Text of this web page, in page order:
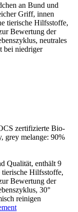
an Bund und
Griff, innen
tierische Hilfsstoffe,
Bewertung der
neutrales
bei niedriger
zertifizierte Bio-
grey melange: 90%
Qualität, enthält 9
Hilfsstoffe,
Bewertung der
30°
reinigen